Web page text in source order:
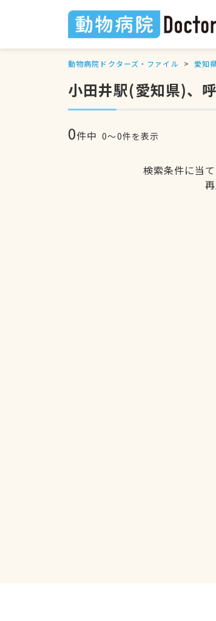
動物病院ドクターズ・ファイル 愛知
小田井駅(愛知県)、
0件中 0〜0件を表示
検索条件に当